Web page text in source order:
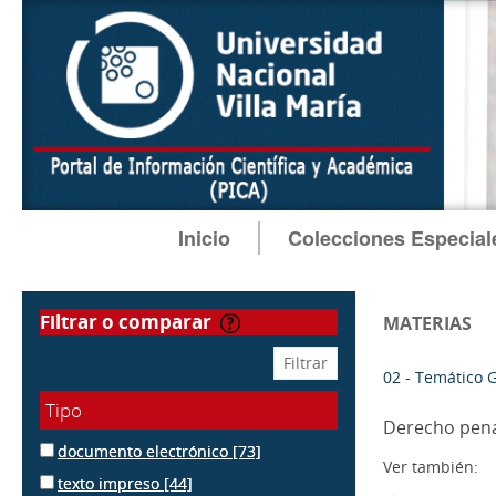
Inicio Colecciones
filtrar o comparar
Tipo
documento electrónico [73]
texto impreso [44]
MATERIAS
02 - Temático
Derecho
Ver también: